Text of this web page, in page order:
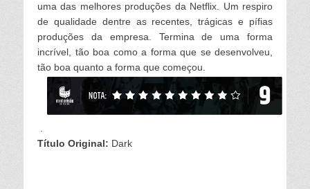
uma das melhores produções da Netflix. Um respiro
de qualidade dentre as recentes, trágicas e pífias
produções da empresa. Termina de uma forma
incrível, tão boa como a forma que se desenvolveu,
tão boa quanto a forma que começou.
Título Original: Dark